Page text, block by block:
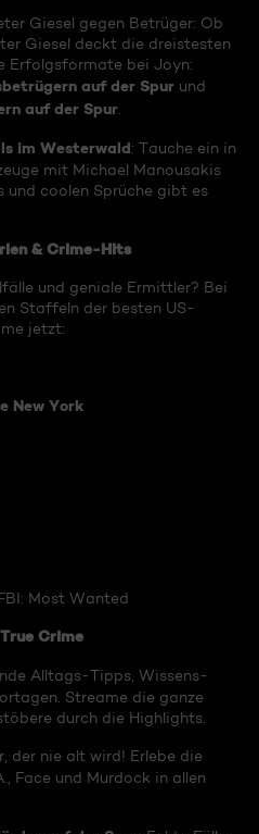
Giesel gegen Betrüger: Ob
Giesel deckt die dreistesten
Erfolgsformate bei Joyn:
auf der Spur und
auf der Spur
im Westerwald: Tauche ein in
mit Michael Manousakis
und coolen Sprüche gibt es
& Crime-Hits
und geniale Ermittler? Bei
Staffeln der besten US-
jetzt:
New York
Most Wanted
Crime
Alltags-Tipps, Wissens-
Streame die ganze
durch die Highlights.
der nie alt wird! Erlebe die
Face und Murdock in allen